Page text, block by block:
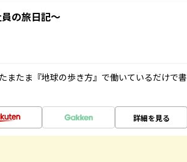
の旅日記～
またま『地球の歩き方』で働いているだけで書
詳細を見る